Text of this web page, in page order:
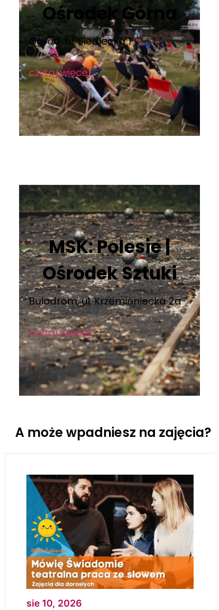
Ośrodek Górna
Ogród, ul. Siedlecka 1
czytaj więcej…
MSK: Polesie |
Ośrodek Sztuki
Bulodrom, ul. Krzemieniecka 2a
czytaj więcej…
A może wpadniesz na zajęcia?
sie 11, 2026